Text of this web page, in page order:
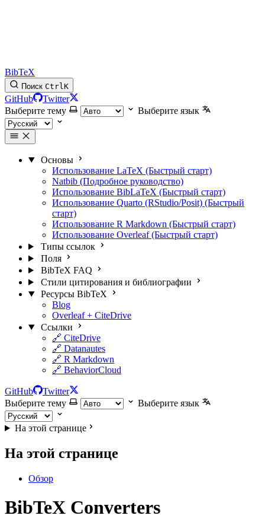
BibTeX
Поиск CtrlK
GitHub
Twitter
Выберите тему
Выберите язык
Основы
Использование LaTeX (Быстрый старт)
Natbib (Подробное руководство)
Использование BibLaTeX (Быстрый старт)
Использование Quarto (RStudio/Posit) (Быстрый
старт)
Использование R Markdown (Быстрый старт)
Использование Overleaf (Быстрый старт)
Типы ссылок
Поля
BibTeX FAQ
Стили цитирования и библиографии
Ресурсы BibTeX
Blog
Overleaf + CiteDrive
Ссылки
🔗 CiteDrive
🔗 Datanautes
🔗 R Markdown
🔗 BehaviorCloud
GitHub
Twitter
Выберите тему
Выберите язык
На этой странице
На этой странице
Обзор
BibTeX Converters